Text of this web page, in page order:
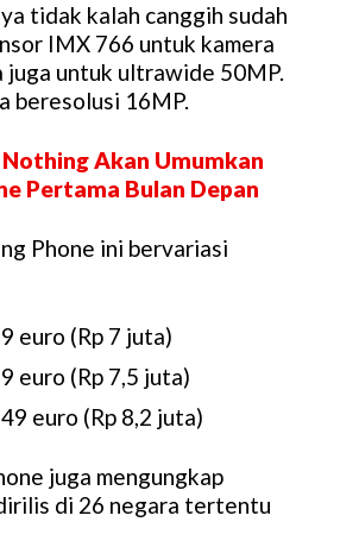
tidak kalah canggih sudah
IMX 766 untuk kamera
juga untuk ultrawide 50MP.
beresolusi 16MP.
Nothing Akan Umumkan
Pertama Bulan Depan
Phone ini bervariasi
euro (Rp 7 juta)
euro (Rp 7,5 juta)
euro (Rp 8,2 juta)
juga mengungkap
di 26 negara tertentu